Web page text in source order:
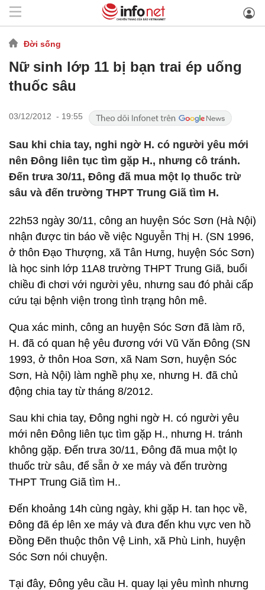
Đời sống
Nữ sinh lớp 11 bị bạn trai ép uống
thuốc sâu
03/12/2012 - 19:55
Sau khi chia tay, nghi ngờ H. có người yêu mới
nên Đông liên tục tìm gặp H., nhưng cô tránh.
Đến trưa 30/11, Đông đã mua một lọ thuốc trừ
sâu và đến trường THPT Trung Giã tìm H.
22h53 ngày 30/11, công an huyện Sóc Sơn (Hà Nội)
nhận được tin báo về việc Nguyễn Thị H. (SN 1996,
ở thôn Đạo Thượng, xã Tân Hưng, huyện Sóc Sơn)
là học sinh lớp 11A8 trường THPT Trung Giã, buổi
chiều đi chơi với người yêu, nhưng sau đó phải cấp
cứu tại bệnh viện trong tình trạng hôn mê.
Qua xác minh, công an huyện Sóc Sơn đã làm rõ,
H. đã có quan hệ yêu đương với Vũ Văn Đông (SN
1993, ở thôn Hoa Sơn, xã Nam Sơn, huyện Sóc
Sơn, Hà Nội) làm nghề phụ xe, nhưng H. đã chủ
động chia tay từ tháng 8/2012.
Sau khi chia tay, Đông nghi ngờ H. có người yêu
mới nên Đông liên tục tìm gặp H., nhưng H. tránh
không gặp. Đến trưa 30/11, Đông đã mua một lọ
thuốc trừ sâu, để sẵn ở xe máy và đến trường
THPT Trung Giã tìm H..
Đến khoảng 14h cùng ngày, khi gặp H. tan học về,
Đông đã ép lên xe máy và đưa đến khu vực ven hồ
Đồng Đẽn thuộc thôn Vệ Linh, xã Phù Linh, huyện
Sóc Sơn nói chuyện.
Tại đây, Đông yêu cầu H. quay lại yêu mình nhưng